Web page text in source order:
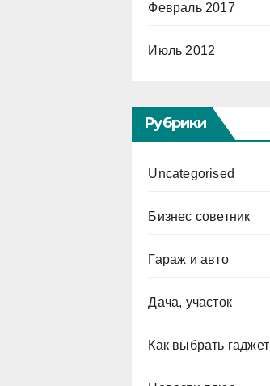
Февраль 2017
Июль 2012
Рубрики
Uncategorised
Бизнес советник
Гараж и авто
Дача, участок
Как выбрать гаджет